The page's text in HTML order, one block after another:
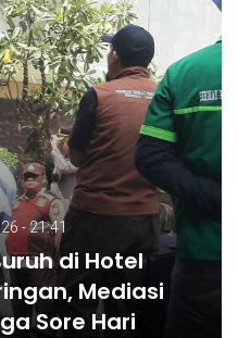
- 21:41
di Hotel
Mediasi
Sore Hari